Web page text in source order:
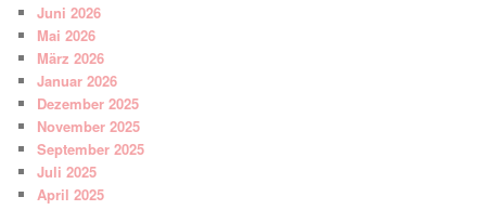
Juni 2026
Mai 2026
März 2026
Januar 2026
Dezember 2025
November 2025
September 2025
Juli 2025
April 2025